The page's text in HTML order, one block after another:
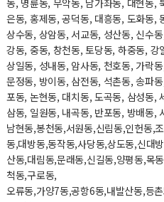
은동, 홍제동, 공덕동, 대흥동, 도화동,
상수동, 상암동, 서교동, 성산동, 신수
강동, 중동, 창천동, 토당동, 하중동,
상일동, 성내동, 암사동, 천호동, 가락
문정동, 방이동, 삼전동, 석촌동, 송파
포동, 논현동, 대치동, 도곡동, 삼성동,
삼동, 일원동, 내곡동, 반포동, 방배동,
남현동,봉천동,서원동,신림동,인헌동,
동,대방동,동작동,사당동,상도동,신대
산동,대림동,문래동,신길동,양평동,목
척동,구로동,
오류동,가양7동,공항6동,내발산동,등